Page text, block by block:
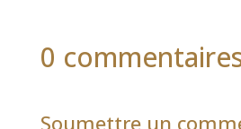
0
Soumettre un